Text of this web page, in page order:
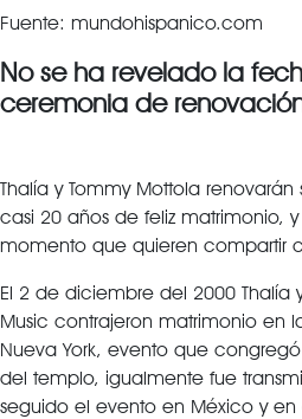
Fuente: mundohispanico.com
No se ha revelado la
ceremonia de
Thalía y Tommy Mottola
casi 20 años de feliz matrimonio,
momento que quieren compartir
El 2 de diciembre del 2000 Thalía
Music contrajeron matrimonio en
Nueva York, evento que
del templo, igualmente fue
seguido el evento en México y en